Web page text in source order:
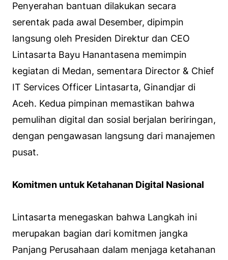
Penyerahan bantuan dilakukan secara
serentak pada awal Desember, dipimpin
langsung oleh Presiden Direktur dan CEO
Lintasarta Bayu Hanantasena memimpin
kegiatan di Medan, sementara Director & Chief
IT Services Officer Lintasarta, Ginandjar di
Aceh. Kedua pimpinan memastikan bahwa
pemulihan digital dan sosial berjalan beriringan,
dengan pengawasan langsung dari manajemen
pusat.
Komitmen untuk Ketahanan Digital Nasional
Lintasarta menegaskan bahwa Langkah ini
merupakan bagian dari komitmen jangka
Panjang Perusahaan dalam menjaga ketahanan